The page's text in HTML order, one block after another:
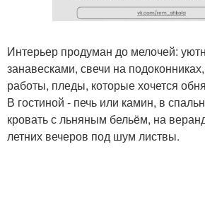
Интерьер продуман до мелочей:
занавесками, свечи на
работы, пледы, которые хочется
В гостиной - печь или камин, в
кровать с льняным бельём, на
летних вечеров под шум листвы.